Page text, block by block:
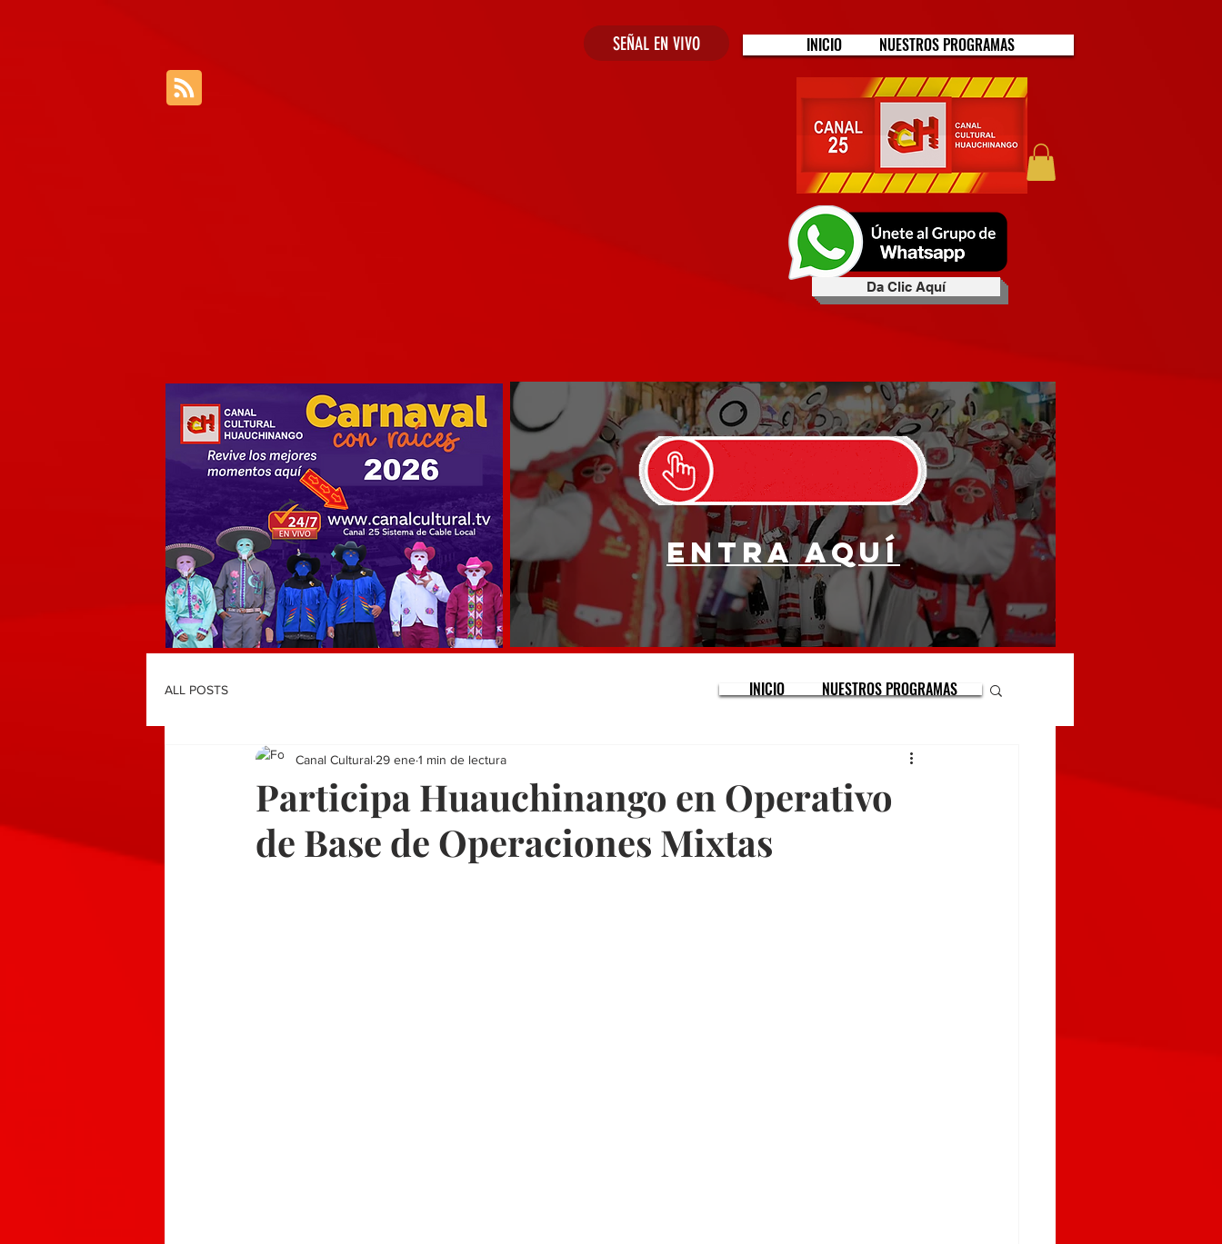
SEÑAL EN VIVO INICIO NUESTROS PROGRAMAS
Da Clic Aquí
Entra aquí
ALL POSTS
Participa Huauchinango en Operativo
de Base de Operaciones Mixtas
Canal Cultural 29 ene1 min de lectura
INICIO NUESTROS PROGRAMAS